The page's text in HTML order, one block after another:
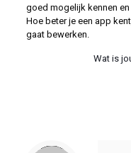
goed mogelijk kennen
Hoe beter je een app
gaat bewerken.
Wat is
Notice
: Trying to access array offset on value of type null in
/var/www/vhosts/foonfoto.nl/httpdocs/wp-content/themes/betheme/includes/content-single.php
on line286